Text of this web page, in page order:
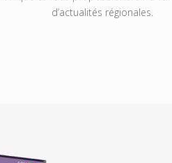
d’actualités régionales.